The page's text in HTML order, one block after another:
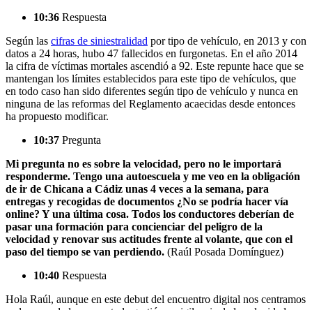
10:36 Respuesta
Según las cifras de siniestralidad por tipo de vehículo, en 2013 y con
datos a 24 horas, hubo 47 fallecidos en furgonetas. En el año 2014
la cifra de víctimas mortales ascendió a 92. Este repunte hace que se
mantengan los límites establecidos para este tipo de vehículos, que
en todo caso han sido diferentes según tipo de vehículo y nunca en
ninguna de las reformas del Reglamento acaecidas desde entonces
ha propuesto modificar.
10:37 Pregunta
Mi pregunta no es sobre la velocidad, pero no le importará
responderme. Tengo una autoescuela y me veo en la obligación
de ir de Chicana a Cádiz unas 4 veces a la semana, para
entregas y recogidas de documentos ¿No se podría hacer vía
online? Y una última cosa. Todos los conductores deberían de
pasar una formación para concienciar del peligro de la
velocidad y renovar sus actitudes frente al volante, que con el
paso del tiempo se van perdiendo. (Raúl Posada Domínguez)
10:40 Respuesta
Hola Raúl, aunque en este debut del encuentro digital nos centramos